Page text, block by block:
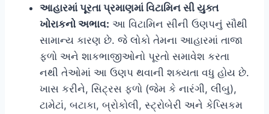
આહારમાં પૂરતા પ્રમાણમાં વિટામિન સી યુક્ત
ખોરાકનો અભાવ: આ વિટામિન સીની ઉણપનું સૌથી
સામાન્ય કારણ છે. જે લોકો તેમના આહારમાં તાજા
ફળો અને શાકભાજીઓનો પૂરતો સમાવેશ કરતા
નથી તેઓમાં આ ઉણપ થવાની શક્યતા વધુ હોય છે.
ખાસ કરીને, સિટ્રસ ફળો (જેમ કે નારંગી, લીંબુ),
ટામેટાં, બટાકા, બ્રોકોલી, સ્ટ્રોબેરી અને કેપ્સિકમ